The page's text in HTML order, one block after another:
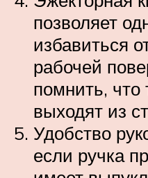
позволяет
избавиться
рабочей
помнить, что
выходят из
Удобство
если ручка